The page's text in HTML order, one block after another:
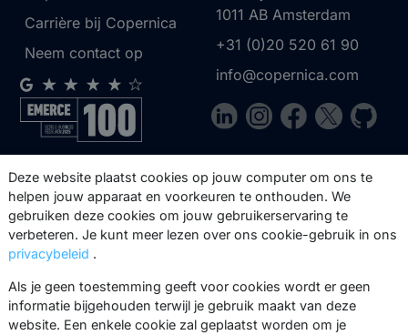
Carrière bij Copernica
Neem contact op
1011 AB Amsterdam
+31 (0)20 520 61 90
info@copernica.com
Via onze nieuwsbrief blijf je op de
hoogte van onze product updates,
events, webinars, best practices en
whitepapers.
Abonneer
Deze website plaatst cookies op jouw computer om ons te
helpen jouw apparaat en voorkeuren te onthouden. We
gebruiken deze cookies om jouw gebruikerservaring te
verbeteren. Je kunt meer lezen over ons cookie-gebruik in ons
privacybeleid .
Als je geen toestemming geeft voor cookies wordt er geen
informatie bijgehouden terwijl je gebruik maakt van deze
website. Een enkele cookie zal geplaatst worden om je